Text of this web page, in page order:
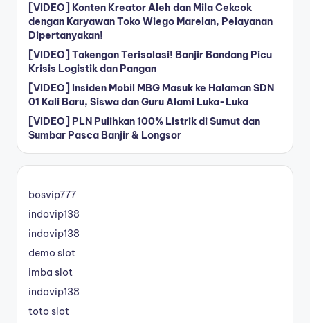
[VIDEO] Konten Kreator Aleh dan Mila Cekcok
dengan Karyawan Toko Wiego Marelan, Pelayanan
Dipertanyakan!
[VIDEO] Takengon Terisolasi! Banjir Bandang Picu
Krisis Logistik dan Pangan
[VIDEO] Insiden Mobil MBG Masuk ke Halaman SDN
01 Kali Baru, Siswa dan Guru Alami Luka-Luka
[VIDEO] PLN Pulihkan 100% Listrik di Sumut dan
Sumbar Pasca Banjir & Longsor
bosvip777
indovip138
indovip138
demo slot
imba slot
indovip138
toto slot